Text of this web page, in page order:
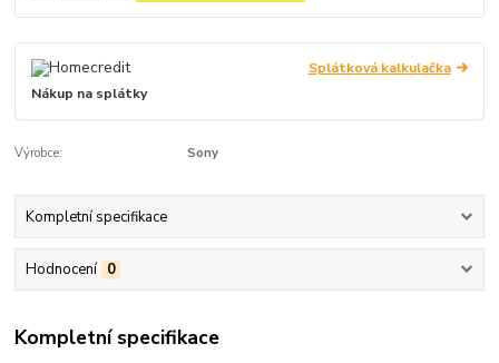
Splátková kalkulačka
Nákup na splátky
Výrobce: Sony
Kompletní specifikace
Hodnocení 0
Kompletní specifikace